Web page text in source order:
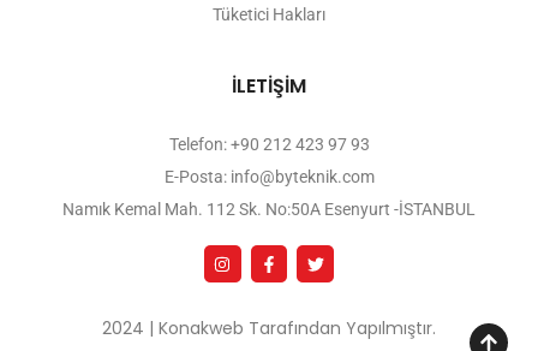
Tüketici Hakları
İLETİŞİM
Telefon: +90 212 423 97 93
E-Posta: info@byteknik.com
Namık Kemal Mah. 112 Sk. No:50A Esenyurt -İSTANBUL
2024 | Konakweb Tarafından Yapılmıştır.